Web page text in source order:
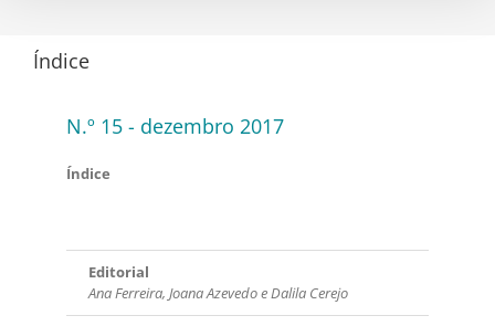
Índice
N.º 15 - dezembro 2017
Índice
Editorial
Ana Ferreira, Joana Azevedo e Dalila Cerejo